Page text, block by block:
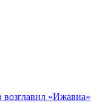
возглавил «Ижавиа»